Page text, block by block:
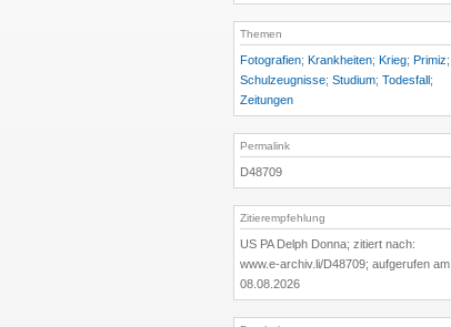
Themen
Fotografien; Krankheiten; Krieg; Primiz;
Schulzeugnisse; Studium; Todesfall;
Zeitungen
Permalink
D48709
Zitierempfehlung
US PA Delph Donna; zitiert nach:
www.e-archiv.li/D48709; aufgerufen am
08.08.2026